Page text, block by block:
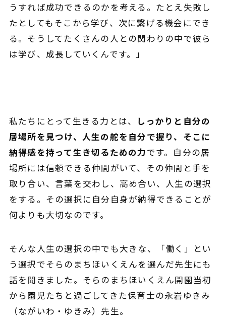
うすれば成功できるのかを考える。たとえ失敗し
たとしてもそこから学び、次に繋げる機会にでき
る。そうしてたくさんの人との関わりの中で彼ら
は学び、成長していくんです。」
私たちにとって 生きる力とは、
しっかりと自分の
居場所を見つけ、人生の舵を自分で握り、そこに
納得感を持って生き切るための力です。自分の居
場所には信頼できる仲間がいて、その仲間と手を
取り合い、言葉を交わし、高め合い、人生の選択
をする。その選択に自分自身が納得できることが
何よりも大切なのです。
そんな人生の選択の中でも大きな、「働く」とい
う選択でそらのまちほいくえんを選んだ先生にも
話を聞きました。そらのまちほいくえん開園当初
から園児たちと過ごしてきた保育士の永岩ゆきみ
（ながいわ・ゆきみ）先生。